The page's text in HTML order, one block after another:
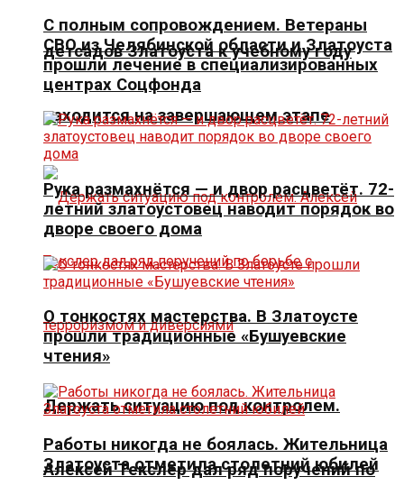
детсадов Златоуста к учебному году
находится на завершающем этапе
Держать ситуацию под контролем.
Алексей Текслер дал ряд поручений по
С полным сопровождением. Ветераны
СВО из Челябинской области и Златоуста
прошли лечение в специализированных
центрах Соцфонда
Рука размахнётся — и двор расцветёт. 72-
летний златоустовец наводит порядок во
дворе своего дома
О тонкостях мастерства. В Златоусте
прошли традиционные «Бушуевские
чтения»
Работы никогда не боялась. Жительница
Златоуста отметила столетний юбилей